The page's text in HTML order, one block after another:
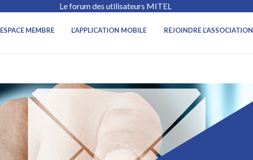
Le forum des utilisateurs MITEL
ESPACE MEMBRE
L’APPLICATION MOBILE REJOINDRE L’ASSOCIATION